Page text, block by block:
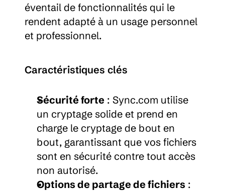
éventail de fonctionnalités qui le
rendent adapté à un usage personnel
et professionnel.
Caractéristiques clés
Sécurité forte : Sync.com utilise
un cryptage solide et prend en
charge le cryptage de bout en
bout, garantissant que vos fichiers
sont en sécurité contre tout accès
non autorisé.
Options de partage de fichiers :